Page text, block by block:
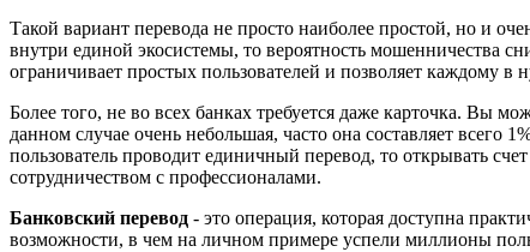
Такой вариант перевода не просто наиболее простой, но и
внутри единой экосистемы, то вероятность мошенничества
ограничивает простых пользователей и позволяет каждому в
Более того, не во всех банках требуется даже карточка. Вы
данном случае очень небольшая, часто она составляет
пользователь проводит единичный перевод, то открывать
сотрудничеством с профессионалами.
Банковский перевод - это операция, которая доступна
возможности, в чем на личном примере успели миллионы